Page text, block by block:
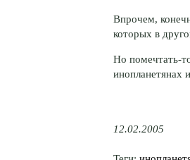
Впрочем,
которых в
Но помечтать-
инопланетянах
12.02.2005